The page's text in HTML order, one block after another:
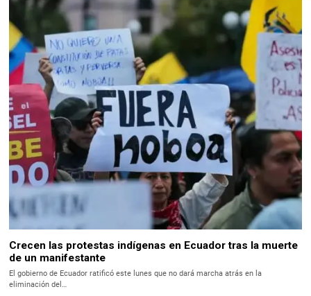
Crecen las protestas indígenas en Ecuador tras la muerte
de un manifestante
El gobierno de Ecuador ratificó este lunes que no dará marcha atrás en la
eliminación del…